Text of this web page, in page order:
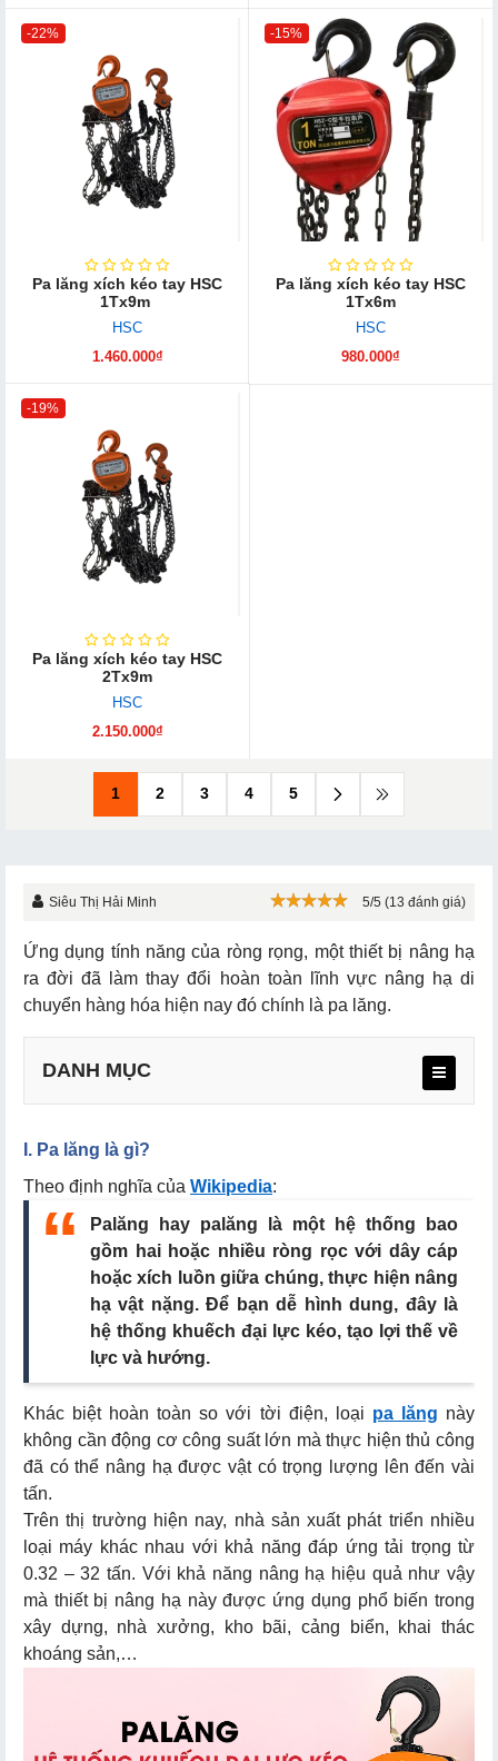
-22%
Pa lăng xích kéo tay HSC
1Tx9m
HSC
1.460.000₫
-15%
Pa lăng xích kéo tay HSC
1Tx6m
HSC
980.000₫
-19%
Pa lăng xích kéo tay HSC
2Tx9m
HSC
2.150.000₫
1 2 3 4 5
Siêu Thị Hải Minh 5/5 (13 đánh giá)
Ứng dụng tính năng của ròng rọng, một thiết bị nâng hạ
ra đời đã làm thay đổi hoàn toàn lĩnh vực nâng hạ di
chuyển hàng hóa hiện nay đó chính là pa lăng.
DANH MỤC
1. Phân loại palăng theo thiết kế máy
a. Pa lang xích điện
b. Palăng cáp điện
c. Palang xích kéo tay
d. Pa lang xích lắc tay
2. Phân loại palăng theo cách lắp đặt
2. Ba lăng cáp điện
3. Pa lăng xích kéo tay
4. Ba lăng xích lắc tay
1. Thương hiệu palăng kéo tay Yamafuji
I. Pa lăng là gì?
Theo định nghĩa của Wikipedia:
Palăng hay palăng là một hệ thống bao
gồm hai hoặc nhiều ròng rọc với dây cáp
hoặc xích luồn giữa chúng, thực hiện nâng
hạ vật nặng. Để bạn dễ hình dung, đây là
hệ thống khuếch đại lực kéo, tạo lợi thế về
lực và hướng.
Khác biệt hoàn toàn so với tời điện, loại pa lăng này
không cần động cơ công suất lớn mà thực hiện thủ công
đã có thể nâng hạ được vật có trọng lượng lên đến vài
tấn.
Trên thị trường hiện nay, nhà sản xuất phát triển nhiều
loại máy khác nhau với khả năng đáp ứng tải trọng từ
0.32 – 32 tấn. Với khả năng nâng hạ hiệu quả như vậy
mà thiết bị nâng hạ này được ứng dụng phổ biến trong
xây dựng, nhà xưởng, kho bãi, cảng biển, khai thác
khoáng sản,…